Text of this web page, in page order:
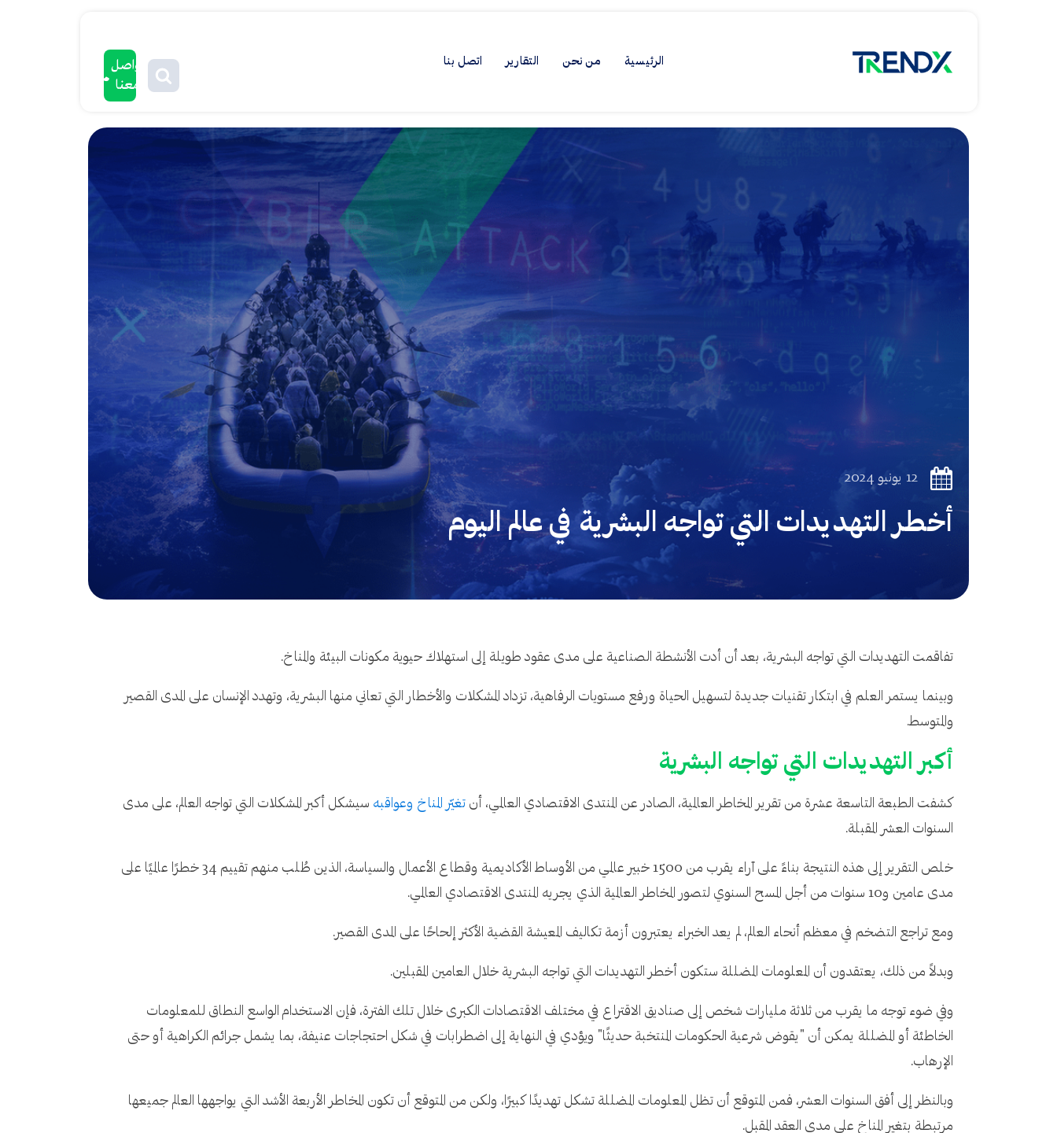
الرئيسية من نحن التقارير اتصل بنا
تواصل
معنا
12 يونيو 2024
أخطر التهديدات التي تواجه البشرية في عالم اليوم
تفاقمت التهديدات التي تواجه البشرية، بعد أن أدت الأنشطة الصناعية على مدى عقود طويلة إلى استهلاك حيوية مكونات البيئة والمناخ.
وبينما يستمر العلم في ابتكار تقنيات جديدة لتسهيل الحياة ورفع مستويات الرفاهية، تزداد المشكلات والأخطار التي تعاني منها البشرية، وتهدد الإنسان على المدى القصير
والمتوسط.
أكبر التهديدات التي تواجه البشرية
كشفت الطبعة التاسعة عشرة من تقرير المخاطر العالمية، الصادر عن المنتدى الاقتصادي العالمي، أن تغيّر المناخ وعواقبه سيشكل أكبر المشكلات التي تواجه العالم، على مدى
السنوات العشر المقبلة.
خلص التقرير إلى هذه النتيجة بناءً على آراء يقرب من 1500 خبير عالمي من الأوساط الأكاديمية وقطاع الأعمال والسياسة، الذين طُلب منهم تقييم 34 خطرًا عالميًا على
مدى عامين و10 سنوات من أجل المسح السنوي لتصور المخاطر العالمية الذي يجريه المنتدى الاقتصادي العالمي.
ومع تراجع التضخم في معظم أنحاء العالم، لم يعد الخبراء يعتبرون أزمة تكاليف المعيشة القضية الأكثر إلحاحًا على المدى القصير.
وبدلاً من ذلك، يعتقدون أن المعلومات المضللة ستكون أخطر التهديدات التي تواجه البشرية خلال العامين المقبلين.
وفي ضوء توجه ما يقرب من ثلاثة مليارات شخص إلى صناديق الاقتراع في مختلف الاقتصادات الكبرى خلال تلك الفترة، فإن الاستخدام الواسع النطاق للمعلومات
الخاطئة أو المضللة يمكن أن "يقوض شرعية الحكومات المنتخبة حديثًا" ويؤدي في النهاية إلى اضطرابات في شكل احتجاجات عنيفة، بما يشمل جرائم الكراهية أو حتى
الإرهاب.
وبالنظر إلى أفق السنوات العشر، فمن المتوقع أن تظل المعلومات المضللة تشكل تهديدًا كبيرًا، ولكن من المتوقع أن تكون المخاطر الأربعة الأشد التي يواجهها العالم جميعها
مرتبطة بتغير المناخ على مدى العقد المقبل.